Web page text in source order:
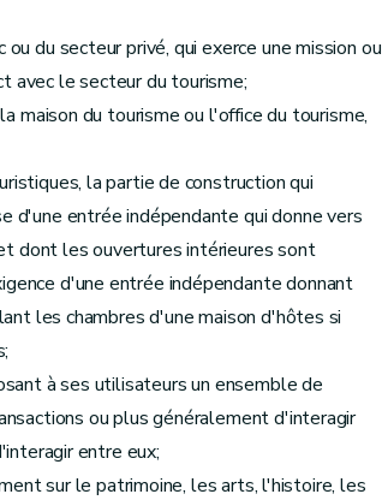
du secteur privé, qui exerce une mission ou
avec le secteur du tourisme;
maison du tourisme ou l'office du tourisme,
la partie de construction qui
d'une entrée indépendante qui donne vers
dont les ouvertures intérieures sont
d'une entrée indépendante donnant
les chambres d'une maison d'hôtes si
à ses utilisateurs un ensemble de
ou plus généralement d'interagir
entre eux;
sur le patrimoine, les arts, l'histoire, les